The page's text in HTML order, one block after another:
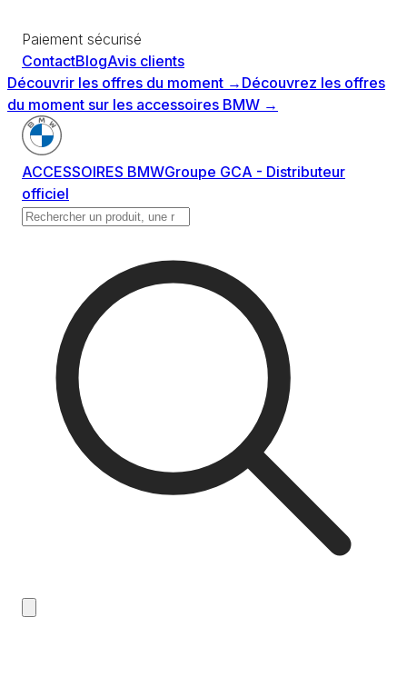
Paiement sécurisé
ContactBlogAvis clients
Découvrir les offres du moment → Découvrez les offres
du moment sur les accessoires BMW →
ACCESSOIRES BMWGroupe GCA - Distributeur
officiel